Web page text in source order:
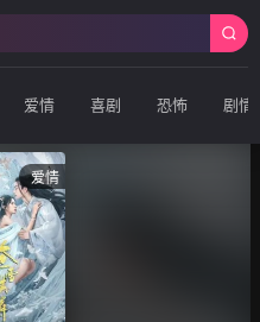
爱情 喜剧 恐怖 剧情
爱情